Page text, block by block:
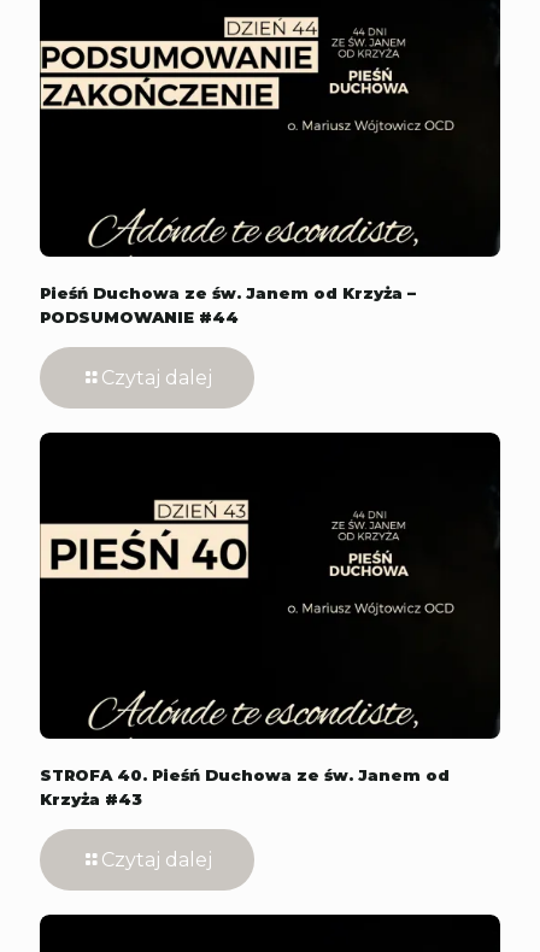
Pieśń Duchowa ze św. Janem od Krzyża –
PODSUMOWANIE #44
Czytaj dalej
STROFA 40. Pieśń Duchowa ze św. Janem od
Krzyża #43
Czytaj dalej